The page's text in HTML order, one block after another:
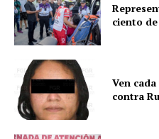
ciento
Ven cada
contra